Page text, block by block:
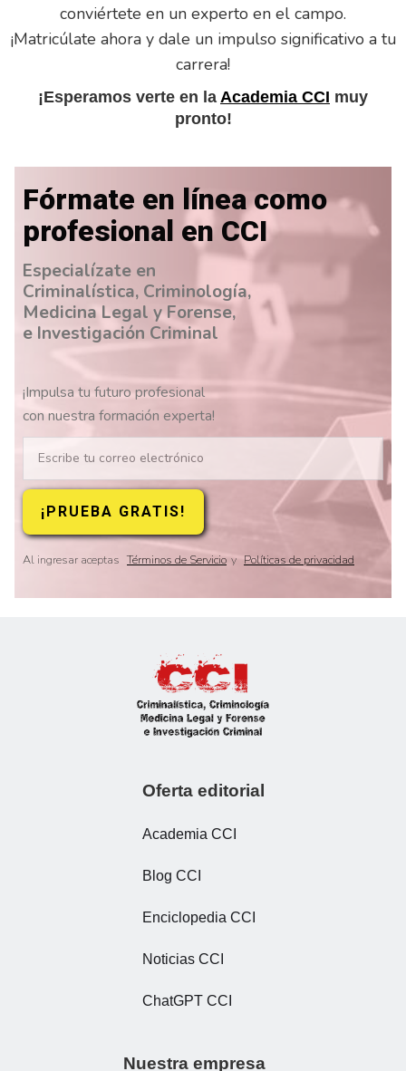
conviértete en un experto en el campo.
¡Matricúlate ahora y dale un impulso significativo a tu
carrera!
¡Esperamos verte en la Academia CCI muy
pronto!
Fórmate en línea como
profesional en CCI
Especialízate en
Criminalística, Criminología,
Medicina Legal y Forense,
e Investigación Criminal
¡Impulsa tu futuro profesional
con nuestra formación experta!
Al ingresar aceptas Términos de Servicio y Políticas de privacidad
Oferta editorial
Academia CCI
Blog CCI
Enciclopedia CCI
Noticias CCI
ChatGPT CCI
Nuestra empresa